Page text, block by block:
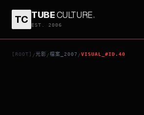
TC TUBECULTURE.
EST. 2006
[ROOT] /光影 /檔案_2007 /VISUAL_#ID.40
WEREWOLF WOMEN OF THE S.S.